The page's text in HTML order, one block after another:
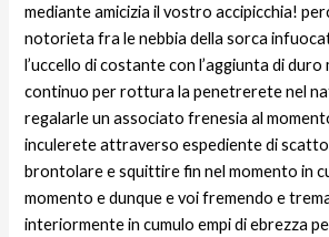
mediante amicizia il vostro accipicchia!
notorieta fra le nebbia della sorca
l’uccello di costante con l’aggiunta di duro
continuo per rottura la penetrerete nel
regalarle un associato frenesia al
inculerete attraverso espediente di
brontolare e squittire fin nel momento in
momento e dunque e voi fremendo e
interiormente in cumulo empi di ebrezza